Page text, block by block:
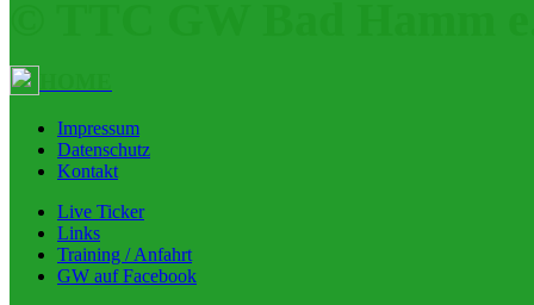
Impressum
Datenschutz
Kontakt
Live Ticker
Links
Training / Anfahrt
GW auf Facebook